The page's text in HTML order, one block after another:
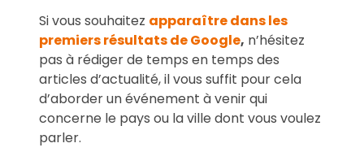
Si vous souhaitez apparaître dans les
premiers résultats de Google, n’hésitez
pas à rédiger de temps en temps des
articles d’actualité, il vous suffit pour cela
d’aborder un événement à venir qui
concerne le pays ou la ville dont vous voulez
parler.